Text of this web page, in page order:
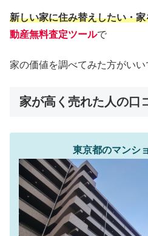
新しい家に住み替えしたい・
動産無料査定ツールで
家の価値を調べてみた方がいい
家が高く売れた人の口
東京都のマンシ